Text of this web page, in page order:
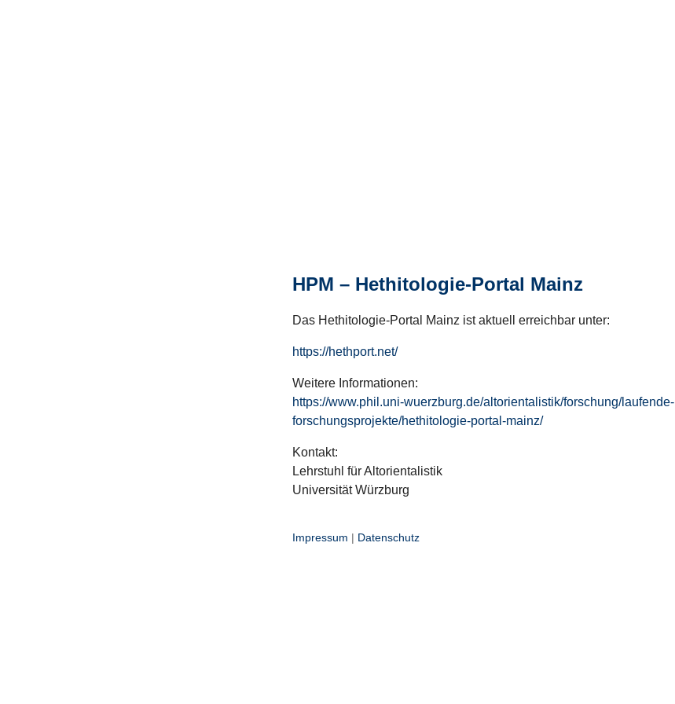
HPM – Hethitologie-Portal Mainz
Das Hethitologie-Portal Mainz ist aktuell erreichbar unter:
https://hethport.net/
Weitere Informationen:
https://www.phil.uni-wuerzburg.de/altorientalistik/forschung/laufende-
forschungsprojekte/hethitologie-portal-mainz/
Kontakt:
Lehrstuhl für Altorientalistik
Universität Würzburg
Impressum | Datenschutz